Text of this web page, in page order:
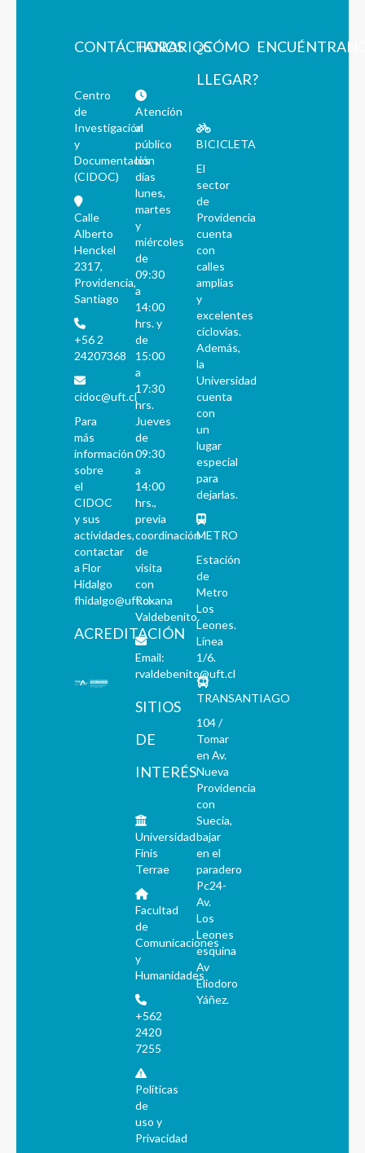
CONTÁCTANOS
Centro
de
Investigación
y
Documentación
(CIDOC)
Calle
Alberto
Henckel
2317,
Providencia,
Santiago
+56 2
24207368
cidoc@uft.cl
Para
más
información
sobre
el
CIDOC
y sus
actividades,
contactar
a Flor
Hidalgo
fhidalgo@uft.cl
ACREDITACIÓN
HORARIOS
Atención
al
público
los
días
lunes,
martes
y
miércoles
de
09:30
a
14:00
hrs. y
de
15:00
a
17:30
hrs.
Jueves
de
09:30
a
14:00
hrs.,
previa
coordinación
de
visita
con
Roxana
Valdebenito.
Email:
rvaldebenito@uft.cl
SITIOS
DE
INTERÉS
Universidad
Finis
Terrae
Facultad
de
Comunicaciones
y
Humanidades
+562
2420
7255
Políticas
de
uso y
Privacidad
¿CÓMO
LLEGAR?
BICICLETA
El
sector
de
Providencia
cuenta
con
calles
amplias
y
excelentes
ciclovías.
Además,
la
Universidad
cuenta
con
un
lugar
especial
para
dejarlas.
METRO
Estación
de
Metro
Los
Leones.
Línea
1/6.
TRANSANTIAGO
104 /
Tomar
en Av.
Nueva
Providencia
con
Suecia,
bajar
en el
paradero
Pc24-
Av.
Los
Leones
esquina
Av
Eliodoro
Yáñez.